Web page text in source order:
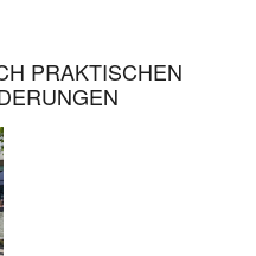
PRAKTISCHEN